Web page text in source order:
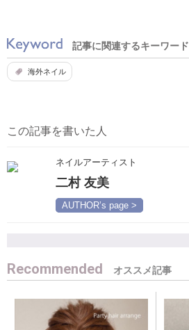
記事に関連するキーワード
海外ネイル
この記事を書いた人
ネイルアーティスト
二村 友美
AUTHOR’s page >
Recommended